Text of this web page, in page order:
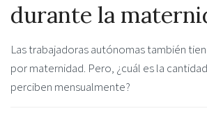
durante la
Las trabajadoras autónomas también
por maternidad. Pero, ¿cuál es la
perciben mensualmente?